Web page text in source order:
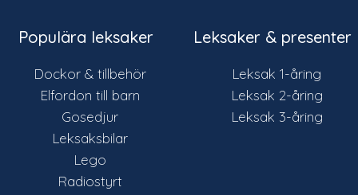
Populära leksaker
Dockor & tillbehör
Elfordon till barn
Gosedjur
Leksaksbilar
Lego
Radiostyrt
Leksaker & presenter
Leksak 1-åring
Leksak 2-åring
Leksak 3-åring